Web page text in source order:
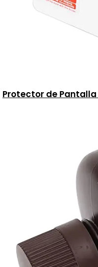
Protector de Pantalla